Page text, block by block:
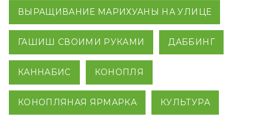
ВЫРАЩИВАНИЕ МАРИХУАНЫ НА УЛИЦЕ
ГАШИШ СВОИМИ РУКАМИ ДАББИНГ
КАННАБИС КОНОПЛЯ
КОНОПЛЯНАЯ ЯРМАРКА КУЛЬТУРА